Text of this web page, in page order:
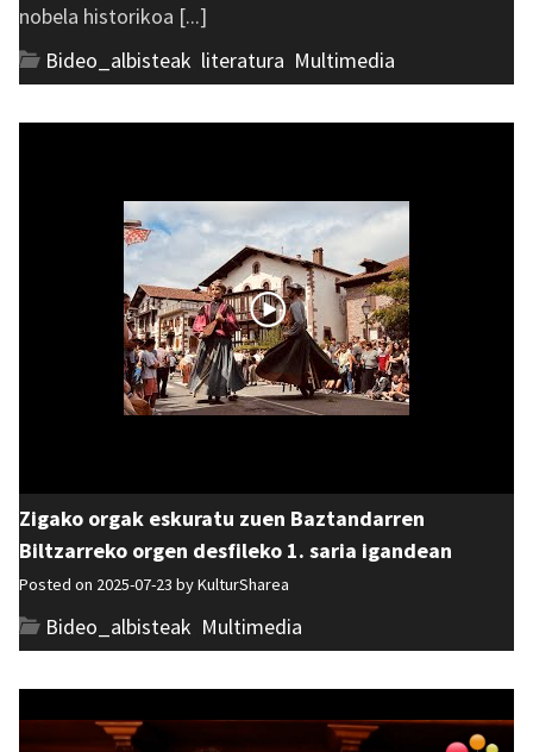
nobela historikoa [...]
Bideo_albisteak literatura Multimedia
Zigako orgak eskuratu zuen Baztandarren
Biltzarreko orgen desfileko 1. saria igandean
Posted on 2025-07-23 byKulturSharea
Bideo_albisteak Multimedia